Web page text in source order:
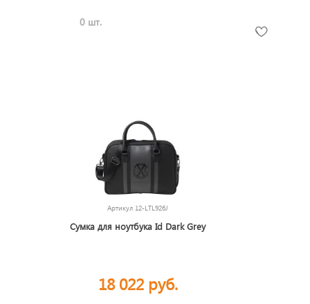
0 шт.
Артикул 12-LTL926J
Сумка для ноутбука Id Dark Grey
18 022 руб.